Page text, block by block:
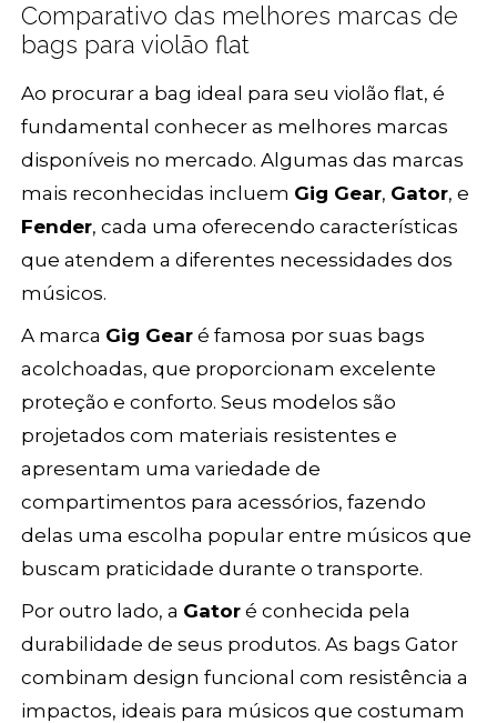
Comparativo das melhores marcas de
bags para violão flat
Ao procurar a bag ideal para seu violão flat, é
fundamental conhecer as melhores marcas
disponíveis no mercado. Algumas das marcas
mais reconhecidas incluem Gig Gear, Gator, e
Fender, cada uma oferecendo características
que atendem a diferentes necessidades dos
músicos.
A marca Gig Gear é famosa por suas bags
acolchoadas, que proporcionam excelente
proteção e conforto. Seus modelos são
projetados com materiais resistentes e
apresentam uma variedade de
compartimentos para acessórios, fazendo
delas uma escolha popular entre músicos que
buscam praticidade durante o transporte.
Por outro lado, a Gator é conhecida pela
durabilidade de seus produtos. As bags Gator
combinam design funcional com resistência a
impactos, ideais para músicos que costumam